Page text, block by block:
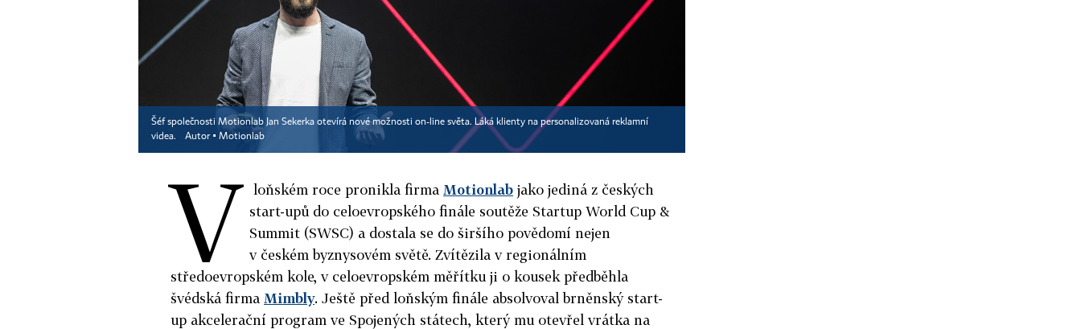
Šéf společnosti Motionlab Jan Sekerka otevírá nové možnosti on-line světa. Láká klienty na personalizovaná reklamní
videa.
Autor ▪ Motionlab
V loňském roce pronikla firma Motionlab jako jediná z českých
start-upů do celoevropského finále soutěže Startup World Cup &
Summit (SWSC) a dostala se do širšího povědomí nejen
v českém byznysovém světě. Zvítězila v regionálním
středoevropském kole, v celoevropském měřítku ji o kousek předběhla
švédská firma Mimbly. Ještě před loňským finále absolvoval brněnský start-
up akcelerační program ve Spojených státech, který mu otevřel vrátka na